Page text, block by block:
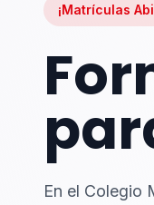
¡Matrículas
En el Colegio